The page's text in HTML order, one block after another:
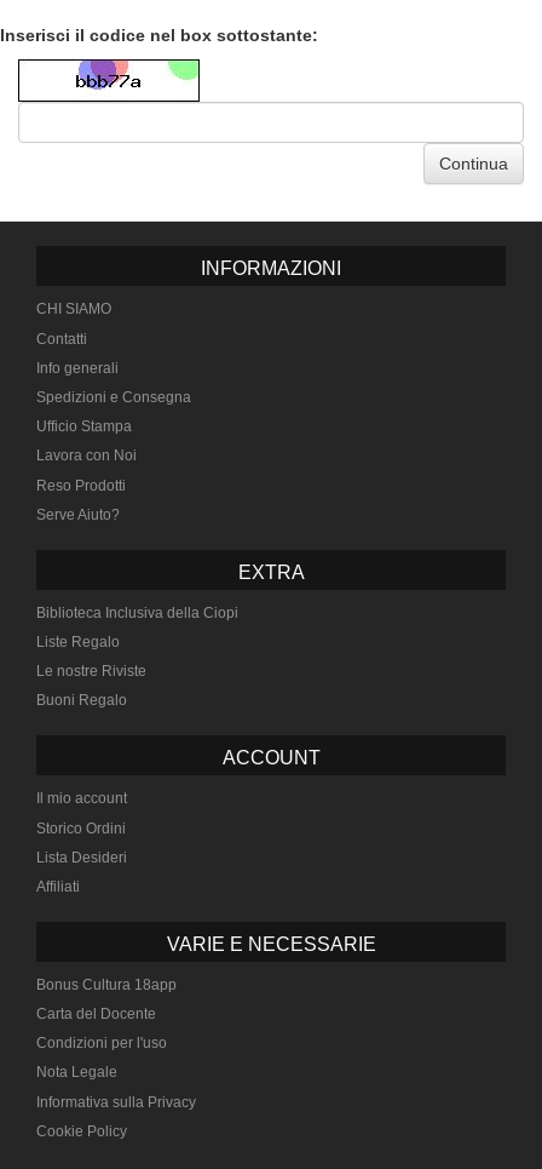
Inserisci il codice nel box sottostante:
Continua
INFORMAZIONI
CHI SIAMO
Contatti
Info generali
Spedizioni e Consegna
Ufficio Stampa
Lavora con Noi
Reso Prodotti
Serve Aiuto?
EXTRA
Biblioteca Inclusiva della Ciopi
Liste Regalo
Le nostre Riviste
Buoni Regalo
ACCOUNT
Il mio account
Storico Ordini
Lista Desideri
Affiliati
VARIE E NECESSARIE
Bonus Cultura 18app
Carta del Docente
Condizioni per l'uso
Nota Legale
Informativa sulla Privacy
Cookie Policy